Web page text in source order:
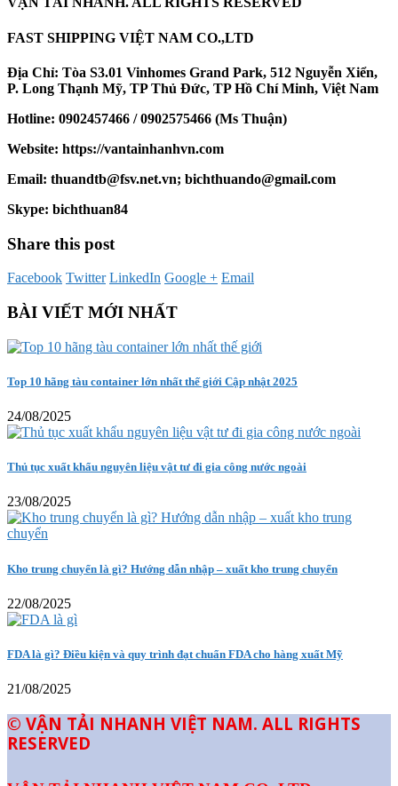
FAST SHIPPING VIỆT NAM CO.,LTD
Địa Chỉ: Tòa S3.01 Vinhomes Grand Park, 512 Nguyễn Xiển,
P. Long Thạnh Mỹ, TP Thủ Đức, TP Hồ Chí Minh, Việt Nam
Hotline: 0902457466 / 0902575466 (Ms Thuận)
Website: https://vantainhanhvn.com
Email: thuandtb@fsv.net.vn; bichthuando@gmail.com
Skype: bichthuan84
Share this post
Facebook Twitter LinkedIn Google + Email
BÀI VIẾT MỚI NHẤT
Top 10 hãng tàu container lớn nhất thế giới Cập nhật 2025
24/08/2025
Thủ tục xuất khẩu nguyên liệu vật tư đi gia công nước ngoài
23/08/2025
Kho trung chuyển là gì? Hướng dẫn nhập – xuất kho trung chuyển
22/08/2025
FDA là gì? Điều kiện và quy trình đạt chuẩn FDA cho hàng xuất Mỹ
21/08/2025
© VẬN TẢI NHANH VIỆT NAM. ALL RIGHTS
RESERVED